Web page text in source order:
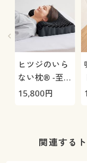
ヒツジのいら
ない枕® -至
極-
15,800円
関連する